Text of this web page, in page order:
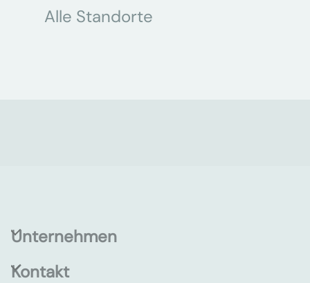
Alle Standorte
Unternehmen
Kontakt